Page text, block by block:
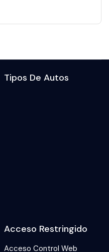
Tipos De Autos
Acceso Restringido
Acceso Control Web